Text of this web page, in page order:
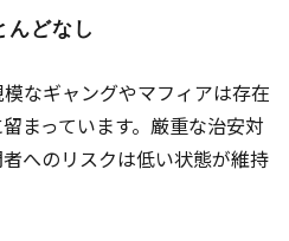
んどなし
なギャングやマフィアは存在
まっています。厳重な治安対
へのリスクは低い状態が維持